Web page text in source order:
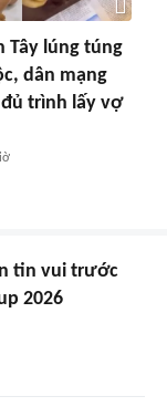
Tây lúng túng
dân mạng
trình lấy vợ
tin vui trước
2026